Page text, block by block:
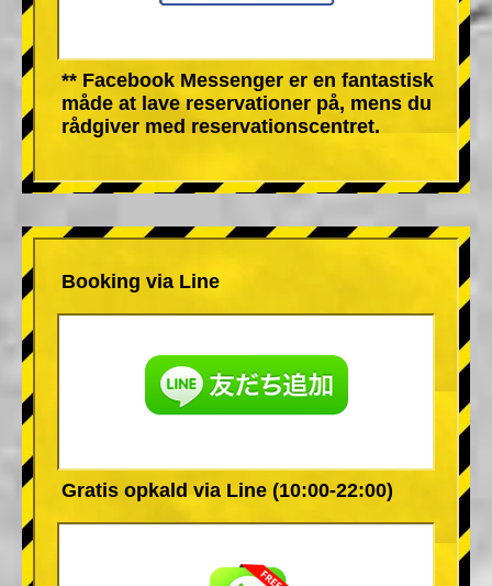
** Facebook Messenger er en fantastisk
måde at lave reservationer på, mens du
rådgiver med reservationscentret.
Booking via Line
Gratis opkald via Line (10:00-22:00)